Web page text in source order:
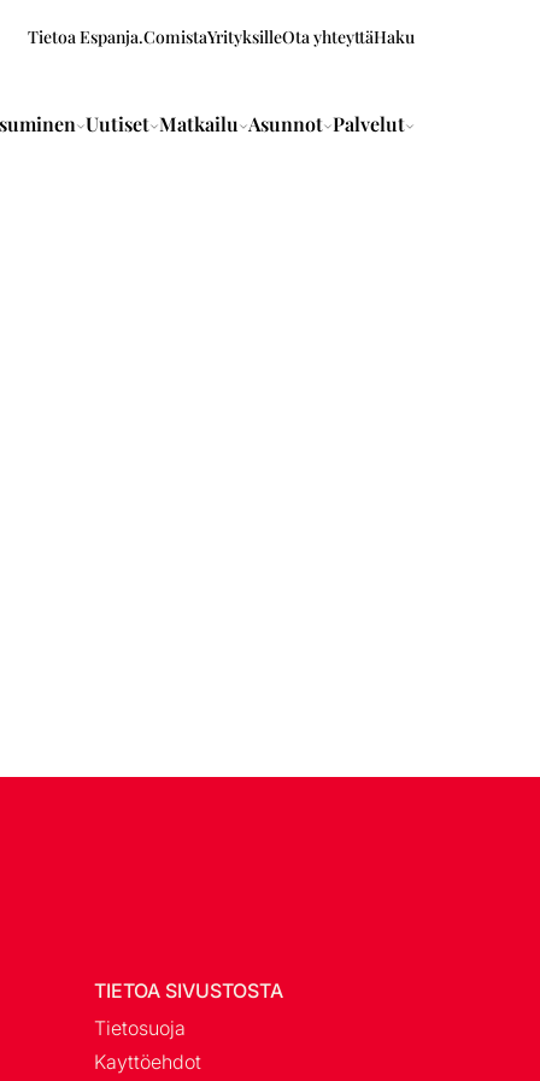
Tietoa Espanja.ComistaYrityksilleOta yhteyttäHaku
Uutiset Matkailu Asunnot Palvelut
TIETOA SIVUSTOSTA
Tietosuoja
Kayttöehdot